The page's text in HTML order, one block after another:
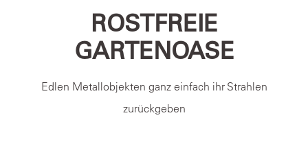
ROSTFREIE
GARTENOASE
Edlen Metallobjekten ganz einfach ihr Strahlen
zurückgeben